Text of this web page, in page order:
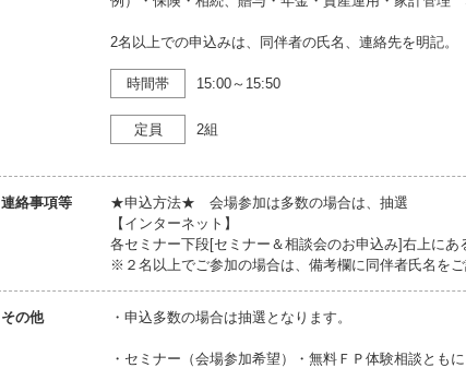
2名以上での申込みは、同伴者の氏名、連絡先を明記。
時間帯 15:00～15:50
定員 2組
連絡事項等
★申込方法★ 会場参加は多数の場合は、抽選
【インターネット】
各セミナー下段[セミナー＆相談会のお申込み]右上に
※２名以上でご参加の場合は、備考欄に同伴者氏名を
その他 ・申込多数の場合は抽選となります。
・セミナー（会場参加希望）・無料ＦＰ体験相談とも